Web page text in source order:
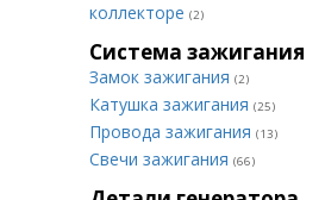
коллекторе (2)
Система зажигания
Замок зажигания (2)
Катушка зажигания (25)
Провода зажигания (13)
Свечи зажигания (66)